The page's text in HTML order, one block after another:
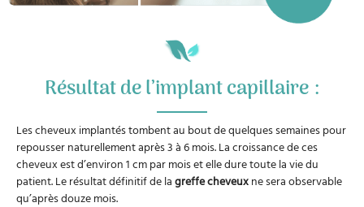
Résultat de l’implant capillaire :
Les cheveux implantés tombent au bout de quelques semaines pour
repousser naturellement après 3 à 6 mois. La croissance de ces
cheveux est d’environ 1 cm par mois et elle dure toute la vie du
patient. Le résultat définitif de lagreffe cheveuxne sera observable
qu’après douze mois.